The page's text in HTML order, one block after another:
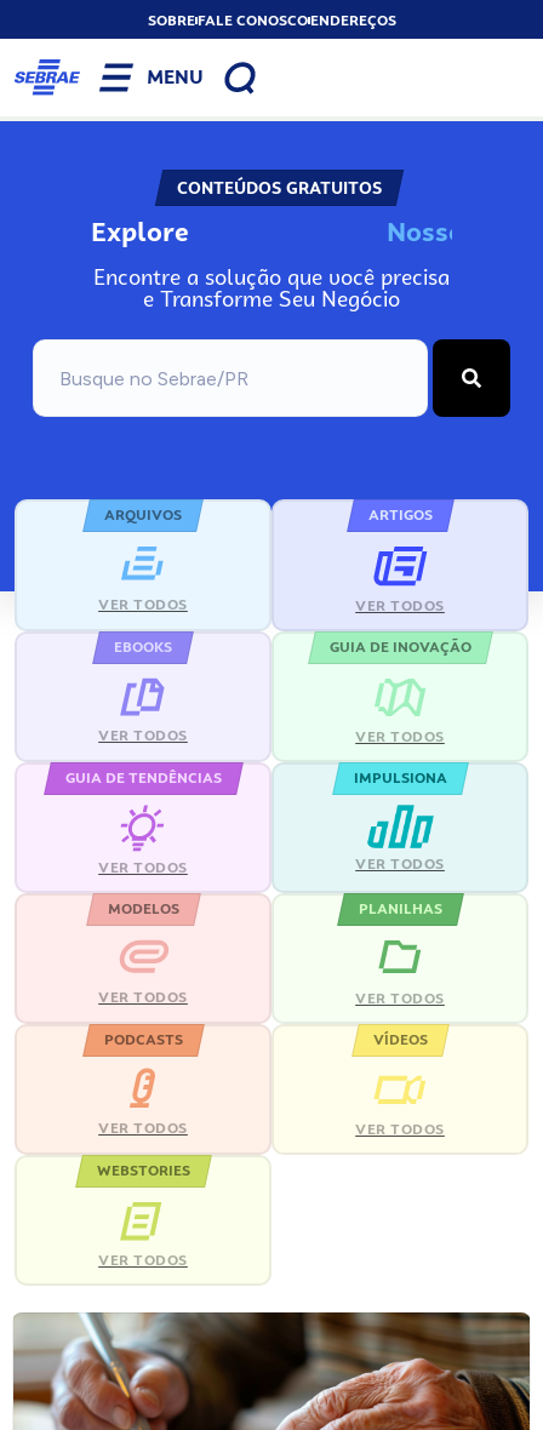
SOBREFALE CONOSCOENDEREÇOS
MENU
CONTEÚDOS GRATUITOS
Explore Noss
Encontre a solução que você precisa
e Transforme Seu Negócio
ARQUIVOS
VER TODOS
ARTIGOS
VER TODOS
EBOOKS
VER TODOS
GUIA DE INOVAÇÃO
VER TODOS
GUIA DE TENDÊNCIAS
VER TODOS
IMPULSIONA
VER TODOS
MODELOS
VER TODOS
PLANILHAS
VER TODOS
PODCASTS
VER TODOS
VÍDEOS
VER TODOS
WEBSTORIES
VER TODOS